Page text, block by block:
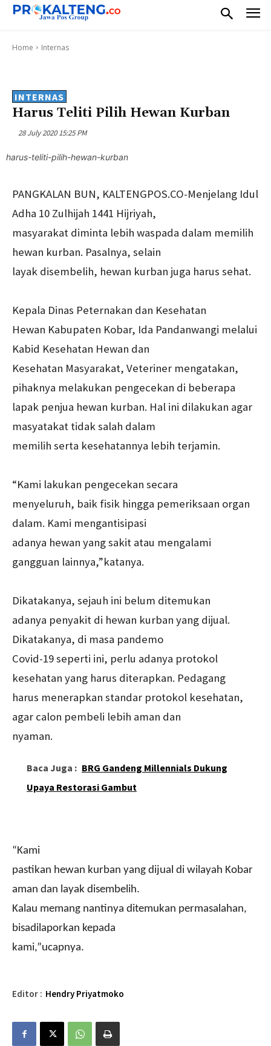
Home Internas
INTERNAS
Harus Teliti Pilih Hewan Kurban
28 July 2020 15:25 PM
harus-teliti-pilih-hewan-kurban
PANGKALAN BUN, KALTENGPOS.CO-Menjelang Idul
Adha 10 Zulhijah 1441 Hijriyah,
masyarakat diminta lebih waspada dalam memilih
hewan kurban. Pasalnya, selain
layak disembelih, hewan kurban juga harus sehat.
Kepala Dinas Peternakan dan Kesehatan
Hewan Kabupaten Kobar, Ida Pandanwangi melalui
Kabid Kesehatan Hewan dan
Kesehatan Masyarakat, Veteriner mengatakan,
pihaknya melakukan pengecekan di beberapa
lapak penjua hewan kurban. Hal ini dilakukan agar
masyatakat tidak salah dalam
memilih serta kesehatannya lebih terjamin.
“Kami lakukan pengecekan secara
menyeluruh, baik fisik hingga pemeriksaan organ
dalam. Kami mengantisipasi
adanya hewan yang sakit atau mengalami
gangguan lainnya,”katanya.
Dikatakanya, sejauh ini belum ditemukan
adanya penyakit di hewan kurban yang dijual.
Dikatakanya, di masa pandemo
Covid-19 seperti ini, perlu adanya protokol
kesehatan yang harus diterapkan. Pedagang
harus menerapkan standar protokol kesehatan,
agar calon pembeli lebih aman dan
nyaman.
Baca Juga : BRG Gandeng Millennials Dukung
Upaya Restorasi Gambut
“Kami
pastikan hewan kurban yang dijual di wilayah Kobar
aman dan layak disembelih.
Kalau memang nantinya ditemukan permasalahan,
bisadilaporkan kepada
kami,”ucapnya.
Editor : Hendry Priyatmoko